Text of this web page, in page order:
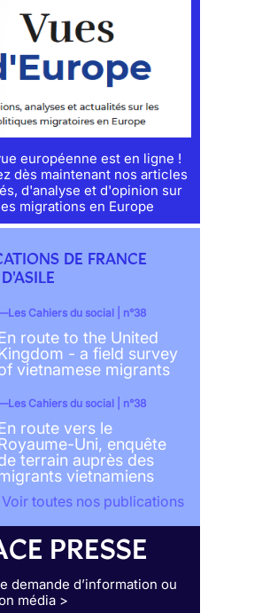
européenne est en ligne !
dès maintenant nos articles
d'analyse et d'opinion sur
migrations en Europe
DE FRANCE
Les Cahiers du social | n°38
route to the United
- a field survey
vietnamese migrants
Les Cahiers du social | n°38
route vers le
Uni, enquête
terrain auprès des
vietnamiens
Voir toutes nos publications
PRESSE
demande d’information ou
média >